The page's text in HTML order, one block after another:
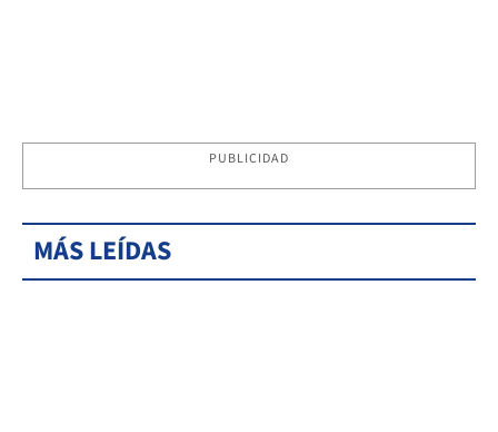
PUBLICIDAD
MÁS LEÍDAS